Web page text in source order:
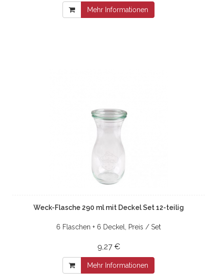
Mehr Informationen
Weck-Flasche 290 ml mit Deckel Set 12-teilig
6 Flaschen + 6 Deckel, Preis / Set
9,27 €
Mehr Informationen